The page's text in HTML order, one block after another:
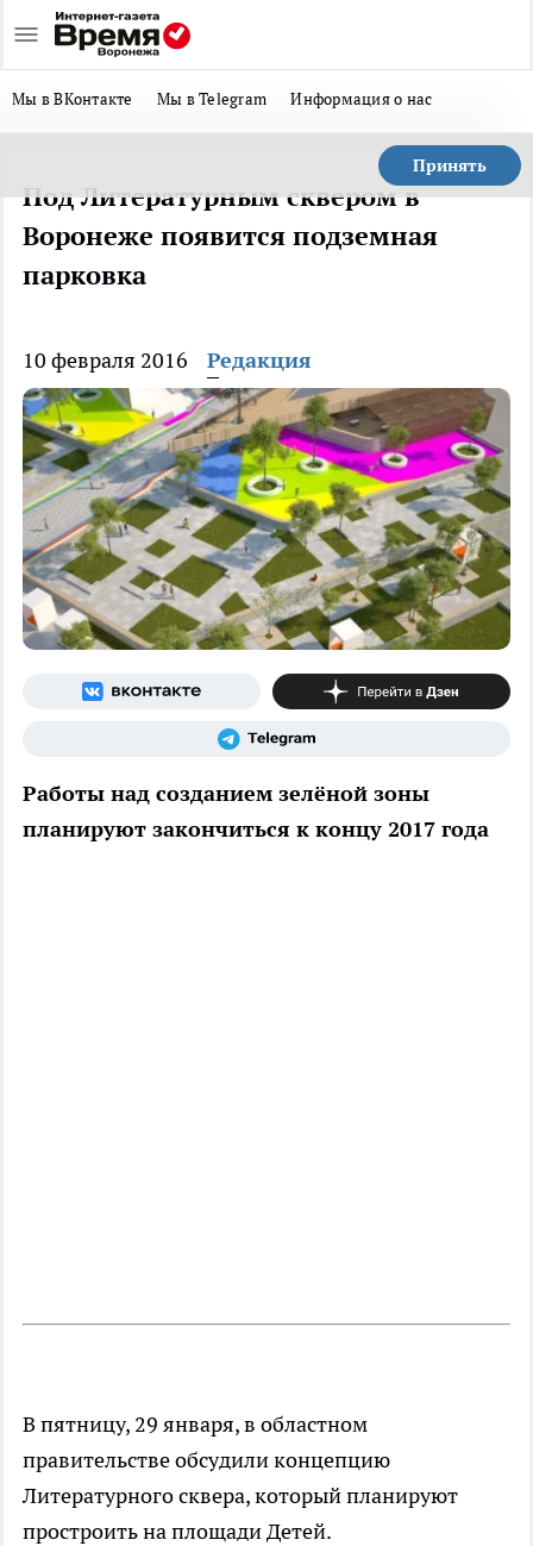
Мы в ВКонтакте Мы в Telegram Информация о нас
Принять
Под Литературным сквером в
Воронеже появится подземная
парковка
10 февраля 2016 Редакция
Работы над созданием зелёной зоны
планируют закончиться к концу 2017 года
В пятницу, 29 января, в областном
правительстве обсудили концепцию
Литературного сквера, который планируют
простроить на площади Детей.